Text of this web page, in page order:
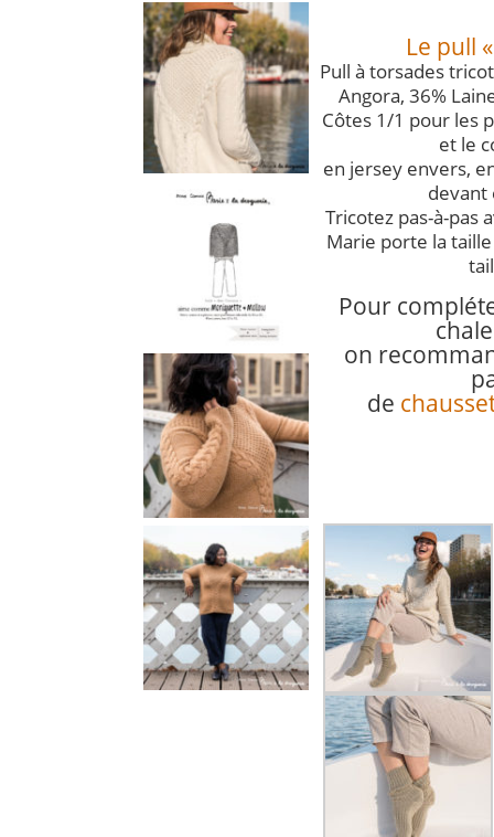
Le pull
Pull à torsades
Angora, 36%
Côtes 1/1 pour les
et le
en jersey envers,
devant
Tricotez pas-à-pas
Marie porte la
Pour
on
de